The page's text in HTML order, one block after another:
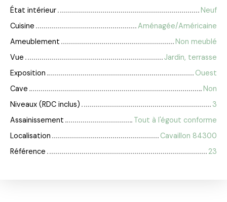
État intérieur
Neuf
Cuisine
Aménagée/Américaine
Ameublement
Non meublé
Vue
Jardin, terrasse
Exposition
Ouest
Cave
Non
Niveaux (RDC inclus)
3
Assainissement
Tout à l'égout conforme
Localisation
Cavaillon 84300
Référence
23